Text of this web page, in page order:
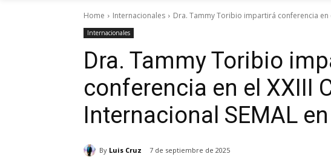
Home Internacionales Dra. Tammy Toribio impartirá conferencia en
Internacionales
Dra. Tammy Toribio
conferencia en el XXIII
Internacional SEMAL
By Luis Cruz 7 de septiembre de 2025